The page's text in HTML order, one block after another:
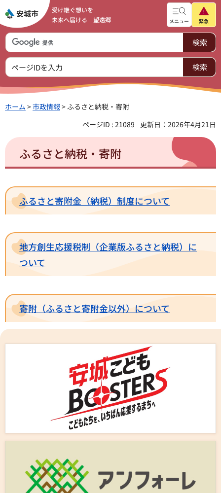
受け継ぐ想いを
未来へ届ける 望遠郷
メニュー 緊急
ホーム >市政情報 > ふるさと納税・寄附
ページID : 21089
更新日：2026年4月21日
ふるさと納税・寄附
ふるさと寄附金（納税）制度について
地方創生応援税制（企業版ふるさと納税）に
ついて
寄附（ふるさと寄附金以外）について